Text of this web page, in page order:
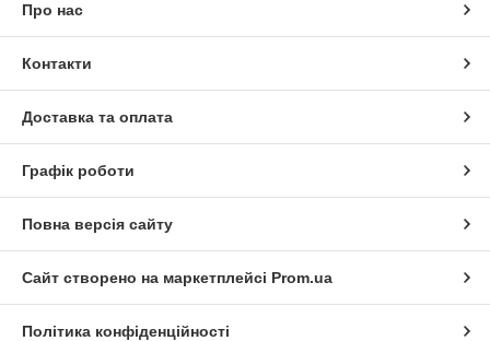
Про нас
Контакти
Доставка та оплата
Графік роботи
Повна версія сайту
Сайт створено на маркетплейсі Prom.ua
Політика конфіденційності